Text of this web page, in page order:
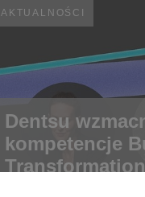
AKTUALNOŚCI
Dentsu
kompetencje